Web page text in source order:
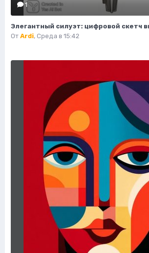
1
От Ardi, Среда в 15:42